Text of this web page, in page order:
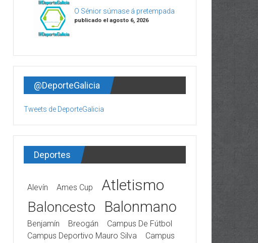
O Sénior súmase á pretempada
publicado el agosto 6, 2026
@DeporteGalicia
Tweets de DeporteGalicia
Deportes
Alevín Ames Cup Atletismo
Baloncesto Balonmano
Benjamín Breogán
Campus De Fútbol
Campus Deportivo Mauro Silva
Campus